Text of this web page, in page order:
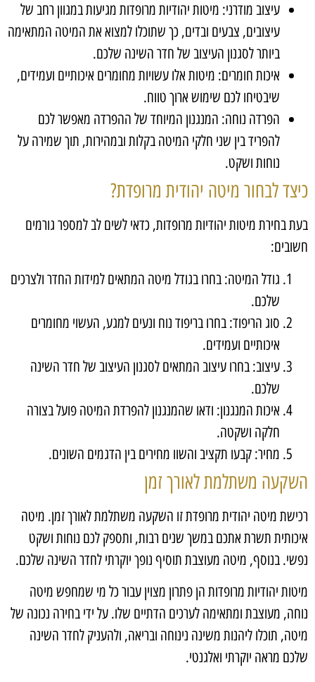
עיצוב מודרני: מיטות יהודיות מרופדות מגיעות במגוון רחב של
עיצובים, צבעים ובדים, כך שתוכלו למצוא את המיטה המתאימה
ביותר לסגנון העיצוב של חדר השינה שלכם.
איכות חומרים: מיטות אלו עשויות מחומרים איכותיים ועמידים,
שיבטיחו לכם שימוש ארוך טווח.
הפרדה נוחה: המנגנון המיוחד של ההפרדה מאפשר לכם
להפריד בין שני חלקי המיטה בקלות ובמהירות, תוך שמירה על
נוחות ושקט.
כיצד לבחור מיטה יהודית מרופדת?
בעת בחירת מיטות יהודיות מרופדות, כדאי לשים לב למספר גורמים
חשובים:
גודל המיטה: בחרו בגודל מיטה המתאים למידות החדר ולצרכים
שלכם.
סוג הריפוד: בחרו בריפוד נוח ונעים למגע, העשוי מחומרים
איכותיים ועמידים.
עיצוב: בחרו עיצוב המתאים לסגנון העיצוב של חדר השינה
שלכם.
איכות המנגנון: ודאו שהמנגנון להפרדת המיטה פועל בצורה
חלקה ושקטה.
מחיר: קבעו תקציב והשוו מחירים בין הדגמים השונים.
השקעה משתלמת לאורך זמן
רכישת מיטה יהודית מרופדת זו השקעה משתלמת לאורך זמן. מיטה
איכותית תשרת אתכם במשך שנים רבות, ותספק לכם נוחות ושקט
נפשי. בנוסף, מיטה מעוצבת תוסיף נופך יוקרתי לחדר השינה שלכם.
מיטות יהודיות מרופדות הן פתרון מצוין עבור כל מי שמחפש מיטה
נוחה, מעוצבת ומתאימה לערכים הדתיים שלו. על ידי בחירה נכונה של
מיטה, תוכלו ליהנות משינה נינוחה ובריאה, ולהעניק לחדר השינה
שלכם מראה יוקרתי ואלגנטי.